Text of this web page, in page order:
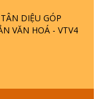
DIỆU GÓP
VĂN HOÁ - VTV4
- SUỐT 49 NĂM